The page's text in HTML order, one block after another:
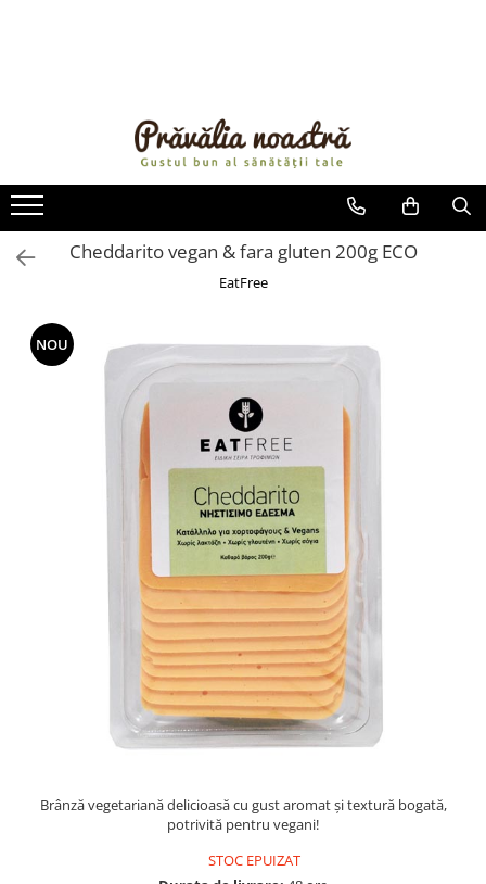
ULEIURI ȘI UNTURI
MĂSLINE
NUCI ȘI SEMINȚE
FRUCTE DESHIDRATATE
FRUCTE LA CONSERVĂ
OȚETURI ȘI SOSURI
FĂINĂ FĂRĂ GLUTEN
BĂUTURI / LAPTE VEGETAL
OREZ ȘI CEREALE
CREME ȘI PASTE TARTINABILE
CEAIURI GRECEȘTI
CIOCOLATĂ ȘI CACAO
HEALTHY SNACKS
PRODUSE ECO / ORGANICE
Cheddarito vegan & fara gluten 200g ECO
EatFree
NOU
Brânză vegetariană delicioasă cu gust aromat și textură bogată,
potrivită pentru vegani!
STOC EPUIZAT